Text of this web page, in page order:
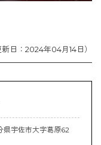
日：2024年04月14日）
宇佐市大字葛原62